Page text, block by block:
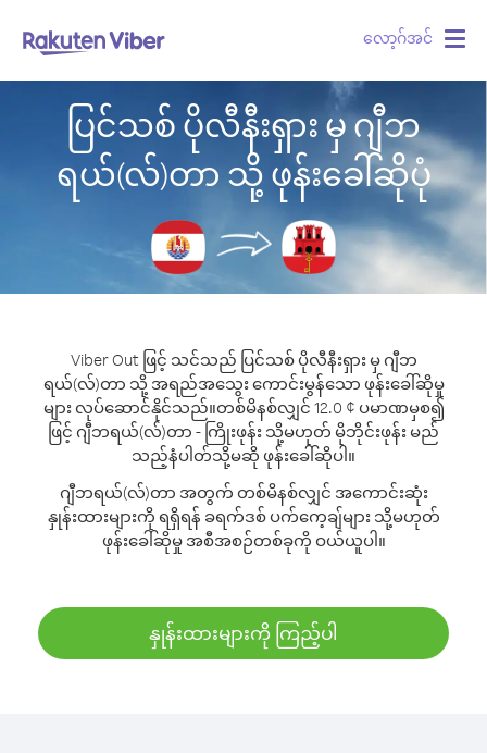
လော့ဂ်အင်
ပြင်သစ် ပိုလီနီးရှား မှ ဂျီဘ
ရယ်(လ်)တာ သို့ ဖုန်းခေါ်ဆိုပုံ
Viber Out ဖြင့် သင်သည် ပြင်သစ် ပိုလီနီးရှား မှ ဂျီဘ
ရယ်(လ်)တာ သို့ အရည်အသွေး ကောင်းမွန်သော ဖုန်းခေါ်ဆိုမှု
များ လုပ်ဆောင်နိုင်သည်။တစ်မိနစ်လျှင် 12.0 ¢ ပမာဏမှစ၍
ဖြင့် ဂျီဘရယ်(လ်)တာ - ကြိုးဖုန်း သို့မဟုတ် မိုဘိုင်းဖုန်း မည်
သည့်နံပါတ်သို့မဆို ဖုန်းခေါ်ဆိုပါ။
ဂျီဘရယ်(လ်)တာ အတွက် တစ်မိနစ်လျှင် အကောင်းဆုံး
နှုန်းထားများကို ရရှိရန် ခရက်ဒစ် ပက်ကေ့ချ်များ သို့မဟုတ်
ဖုန်းခေါ်ဆိုမှု အစီအစဉ်တစ်ခုကို ဝယ်ယူပါ။
နှုန်းထားများကို ကြည့်ပါ